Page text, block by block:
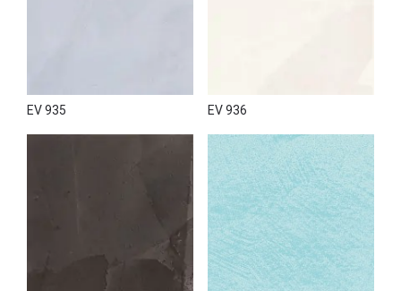
EV 935 EV 936